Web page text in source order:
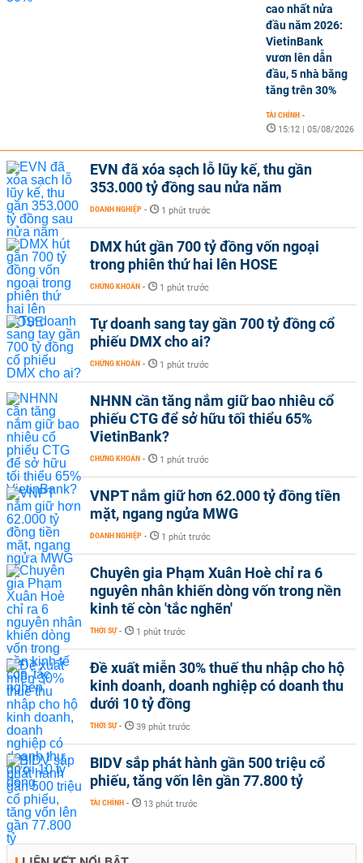
cao nhất nửa
đầu năm 2026:
VietinBank
vươn lên dẫn
đầu, 5 nhà băng
tăng trên 30%
TÀI CHÍNH -
15:12 | 05/08/2026
EVN đã xóa sạch lỗ lũy kế, thu gần
353.000 tỷ đồng sau nửa năm
DOANH NGHIỆP - 1 phút trước
DMX hút gần 700 tỷ đồng vốn ngoại
trong phiên thứ hai lên HOSE
CHỨNG KHOÁN - 1 phút trước
Tự doanh sang tay gần 700 tỷ đồng cổ
phiếu DMX cho ai?
CHỨNG KHOÁN - 1 phút trước
NHNN cần tăng nắm giữ bao nhiêu cổ
phiếu CTG để sở hữu tối thiểu 65%
VietinBank?
CHỨNG KHOÁN - 1 phút trước
VNPT nắm giữ hơn 62.000 tỷ đồng tiền
mặt, ngang ngửa MWG
DOANH NGHIỆP - 1 phút trước
Chuyên gia Phạm Xuân Hoè chỉ ra 6
nguyên nhân khiến dòng vốn trong nền
kinh tế còn 'tắc nghẽn'
THỜI SỰ - 1 phút trước
Đề xuất miễn 30% thuế thu nhập cho hộ
kinh doanh, doanh nghiệp có doanh thu
dưới 10 tỷ đồng
THỜI SỰ - 39 phút trước
BIDV sắp phát hành gần 500 triệu cổ
phiếu, tăng vốn lên gần 77.800 tỷ
TÀI CHÍNH - 13 phút trước